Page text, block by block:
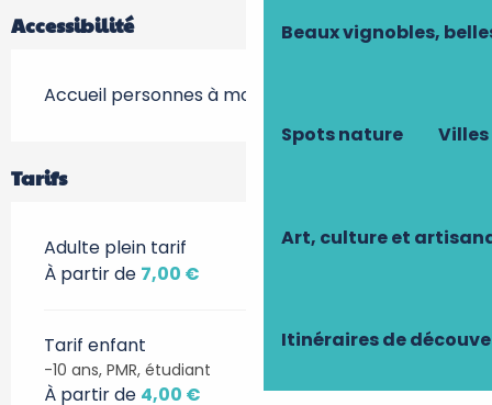
Beaux vignobles,
Spots nature
Art, culture et
Itinéraires de
Accessibilité
Accueil personnes à mobilité réduite
Tarifs
Adulte plein tarif
À partir de 7,00 €
Tarif enfant
-10 ans, PMR, étudiant
À partir de 4,00 €